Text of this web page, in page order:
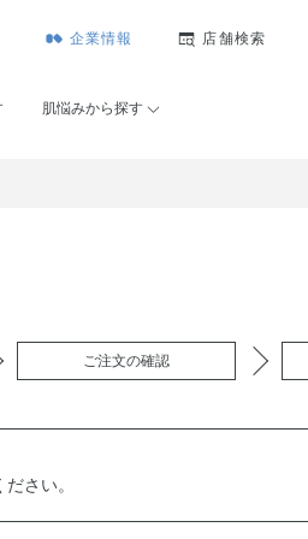
企業情報 店舗検索
肌悩みから探す
ご注文の確認
さい。